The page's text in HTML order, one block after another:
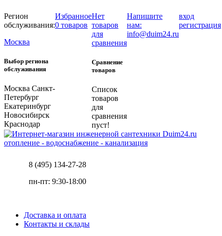
Регион
обслуживания:
Москва
Выбор региона
обслуживания
Москва Санкт-
Петербург
Екатеринбург
Новосибирск
Краснодар
Избранное
0 товаров
Нет
товаров
для
сравнения
Сравнение
товаров
Список
товаров
для
сравнения
пуст!
Напишите
нам:
info@duim24.ru
вход
регистрация
отопление - водоснабжение - канализация
8 (495) 134-27-28
пн-пт: 9:30-18:00
Доставка и оплата
Контакты и склады